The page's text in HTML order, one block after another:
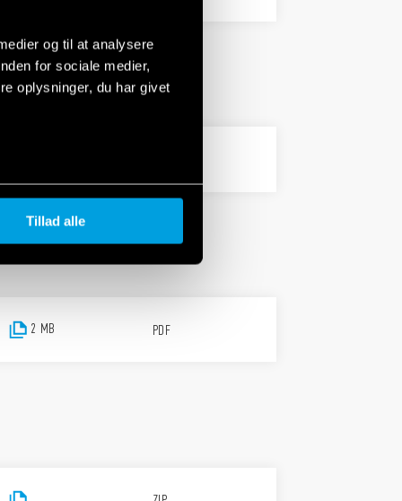
og til at analysere
for sociale medier,
oplysninger, du har givet
Tillad alle
2 MB PDF